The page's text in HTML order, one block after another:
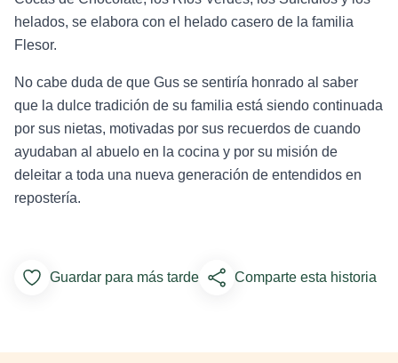
helados, se elabora con el helado casero de la familia
Flesor.
No cabe duda de que Gus se sentiría honrado al saber
que la dulce tradición de su familia está siendo continuada
por sus nietas, motivadas por sus recuerdos de cuando
ayudaban al abuelo en la cocina y por su misión de
deleitar a toda una nueva generación de entendidos en
repostería.
Add to Favorites
Guardar para más tarde Comparte esta historia